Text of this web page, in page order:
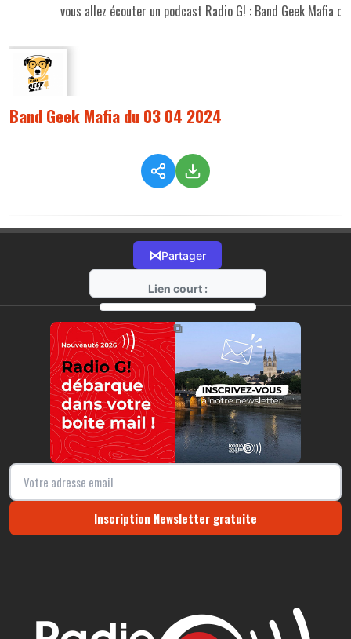
vous allez écouter un podcast Radio G! : Band Geek Mafia
Band Geek Mafia du 03 04 2024
⋈Partager
Lien court :
https://radio-g.fr?14173
⧉
Inscription Newsletter gratuite